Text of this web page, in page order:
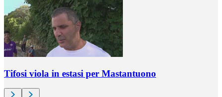
Tifosi viola in estasi per Mastantuono